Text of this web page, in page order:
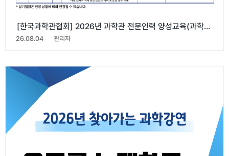
[한국과학관협회] 2026년 과학관 전문인력 양성교육(과학관 교육행사 전문과정) 교육생 모집
26.08.04 관리자